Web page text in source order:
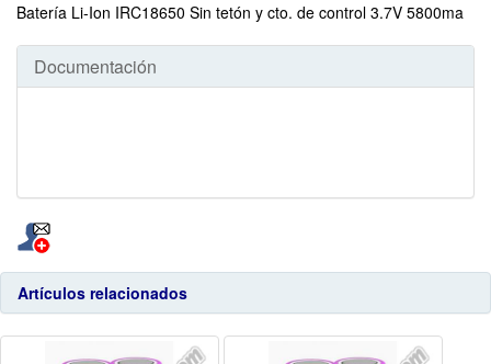
Batería Li-Ion IRC18650 Sin tetón y cto. de control 3.7V 5800ma
Documentación
Artículos relacionados